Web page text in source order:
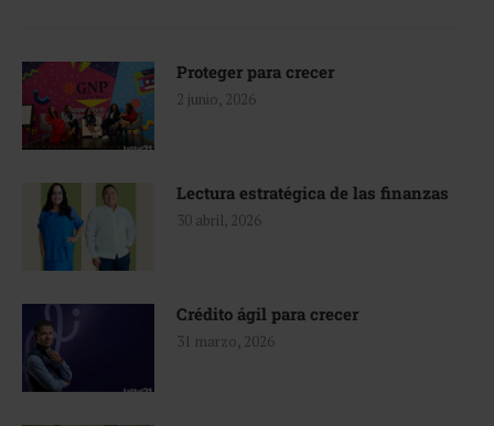
Proteger para crecer
2 junio, 2026
Lectura estratégica de las finanzas
30 abril, 2026
Crédito ágil para crecer
31 marzo, 2026